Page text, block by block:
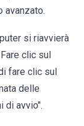
avanzato.
si riavvierà
clic sul
fare clic sul
delle
di avvio".